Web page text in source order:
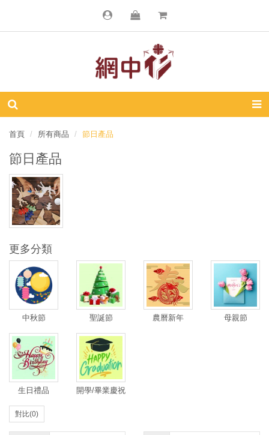
首頁 所有商品 節日產品
節日產品
更多分類
中秋節 聖誕節 農曆新年 母親節
生日禮品 開學/畢業慶祝
對比(0)